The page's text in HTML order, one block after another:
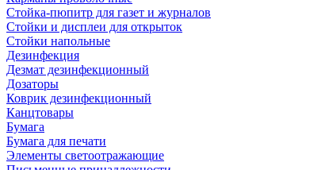
Стойка-пюпитр для газет и журналов
Стойки и дисплеи для открыток
Стойки напольные
Дезинфекция
Дезмат дезинфекционный
Дозаторы
Коврик дезинфекционный
Канцтовары
Бумага
Бумага для печати
Элементы светоотражающие